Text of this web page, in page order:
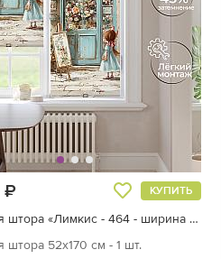
КУПИТЬ
Рулонная штора «Лимкис - 464 - ширина 52 см»
штора 52х170 см - 1 шт.